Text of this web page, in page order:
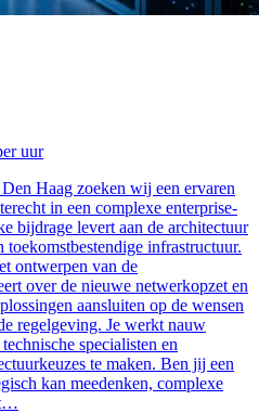
uur
Haag zoeken wij een ervaren
in een complexe enterprise-
bijdrage levert aan de architectuur
toekomstbestendige infrastructuur.
ontwerpen van de
over de nieuwe netwerkopzet en
aansluiten op de wensen
regelgeving. Je werkt nauw
specialisten en
te maken. Ben jij een
kan meedenken, complexe